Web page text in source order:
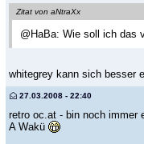
Zitat von aNtraXx
@HaBa: Wie soll ich das
whitegrey kann sich besser
27.03.2008 - 22:40
retro oc.at - bin noch immer
A Wakü